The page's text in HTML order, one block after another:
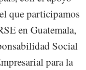
que participamos
en Guatemala,
Social
para la